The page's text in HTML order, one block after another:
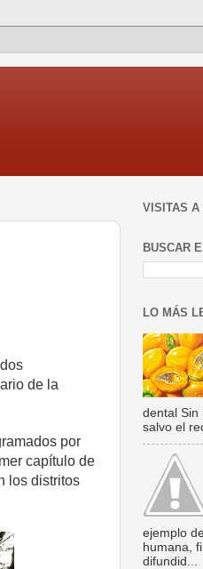
de la
por
capítulo de
los distritos
VISITAS A
BUSCAR
LO MÁS
dental Sin
salvo el
ejemplo
humana,
difundid...